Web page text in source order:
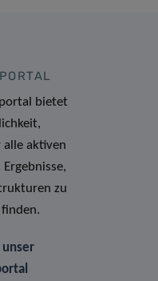
bietet
alle aktiven
zu
unser